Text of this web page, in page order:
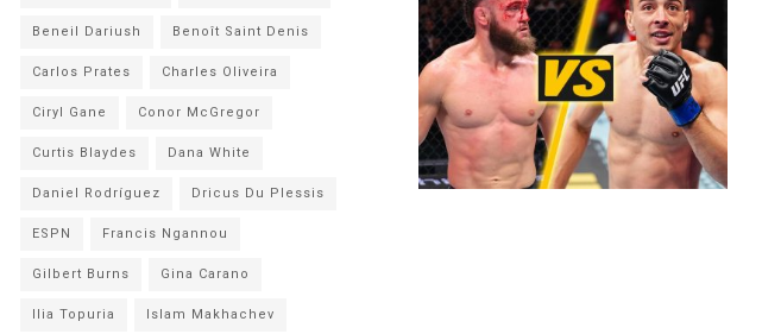
Beneil Dariush Benoît Saint Denis
Carlos Prates Charles Oliveira
Ciryl Gane Conor McGregor
Curtis Blaydes Dana White
Daniel Rodríguez Dricus Du Plessis
ESPN Francis Ngannou
Gilbert Burns Gina Carano
Ilia Topuria Islam Makhachev